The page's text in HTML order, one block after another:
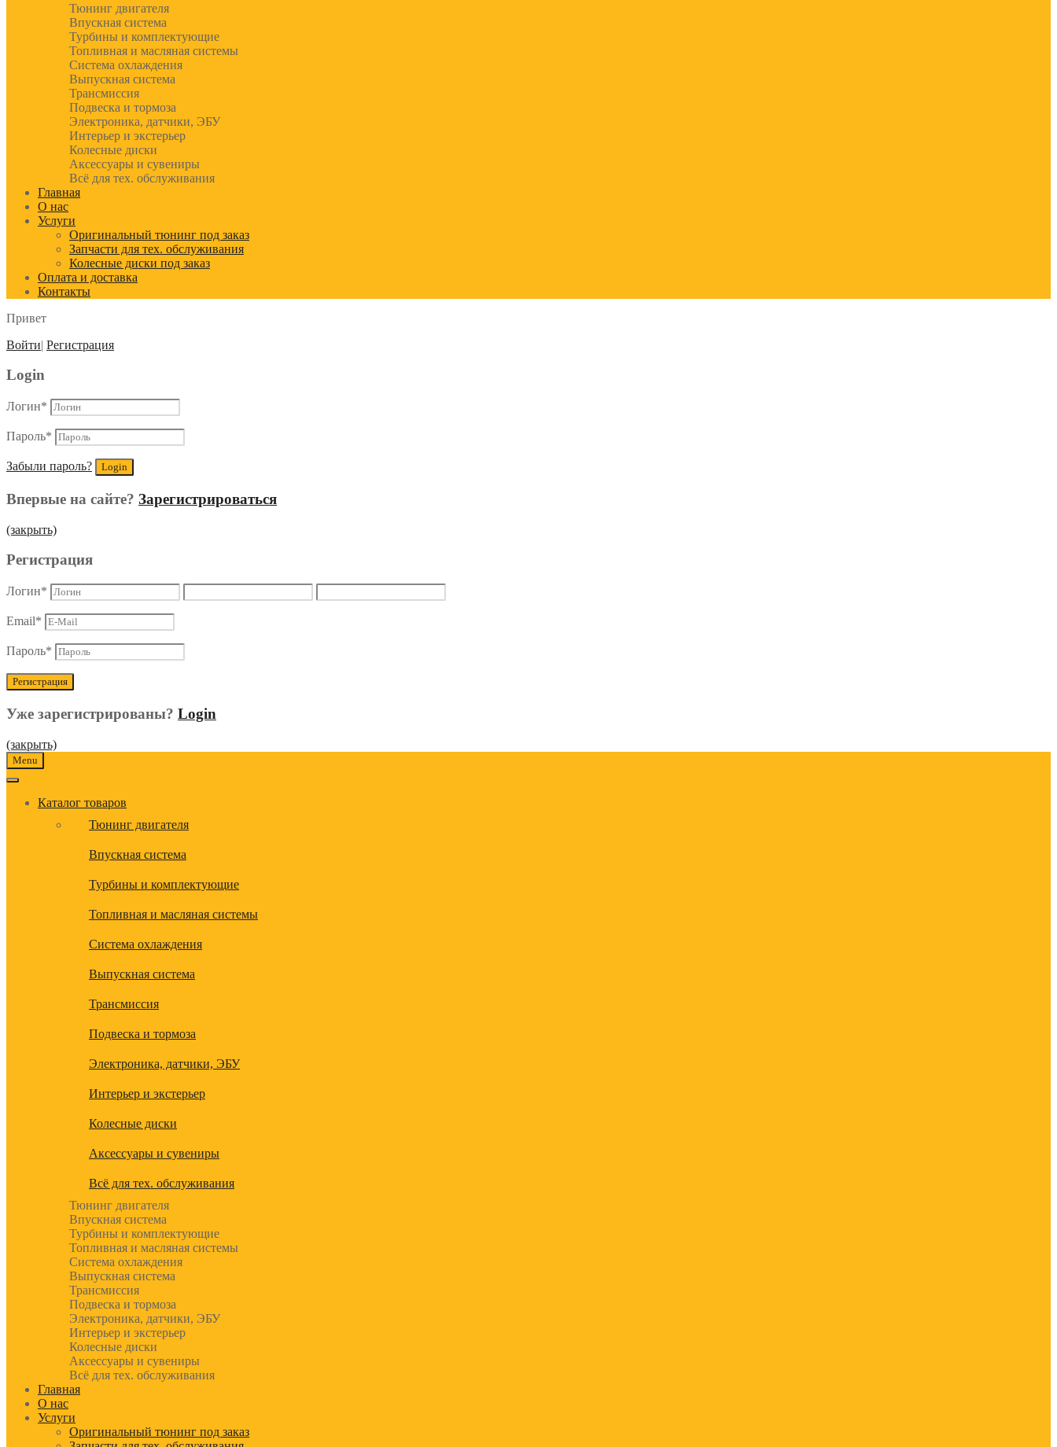
Тюнинг двигателя
Впускная система
Турбины и комплектующие
Топливная и масляная системы
Система охлаждения
Выпускная система
Трансмиссия
Подвеска и тормоза
Электроника, датчики, ЭБУ
Интерьер и экстерьер
Колесные диски
Аксессуары и сувениры
Всё для тех. обслуживания
Главная
О нас
Услуги
Оригинальный тюнинг под заказ
Запчасти для тех. обслуживания
Колесные диски под заказ
Оплата и доставка
Контакты
Привет
Войти| Регистрация
Login
Логин*
Пароль*
Забыли пароль?
Впервые на сайте? Зарегистрироваться
(закрыть)
Регистрация
Логин*
Email*
Пароль*
Уже зарегистрированы? Login
(закрыть)
Menu
Каталог товаров
Тюнинг двигателя
Впускная система
Турбины и комплектующие
Топливная и масляная системы
Система охлаждения
Выпускная система
Трансмиссия
Подвеска и тормоза
Электроника, датчики, ЭБУ
Интерьер и экстерьер
Колесные диски
Аксессуары и сувениры
Всё для тех. обслуживания
Тюнинг двигателя
Впускная система
Турбины и комплектующие
Топливная и масляная системы
Система охлаждения
Выпускная система
Трансмиссия
Подвеска и тормоза
Электроника, датчики, ЭБУ
Интерьер и экстерьер
Колесные диски
Аксессуары и сувениры
Всё для тех. обслуживания
Главная
О нас
Услуги
Оригинальный тюнинг под заказ